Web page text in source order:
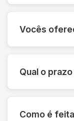
desde a
oferecendo
Vocês
danos ou
50.000 por
Qual o
Como é